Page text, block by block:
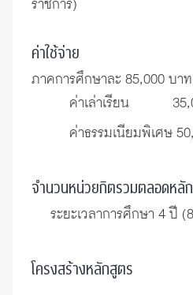
ราชการ)
ค่าใช้จ่าย
ภาคการศึกษาละ 85,000 บา
ค่าเล่าเรียน
ค่าธรรมเนียมพิเศษ
จำนวนหน่วยกิตรวมตลอดหลั
ระยะเวลาการศึกษา 4 ปี
โครงสร้างหลักสูตร